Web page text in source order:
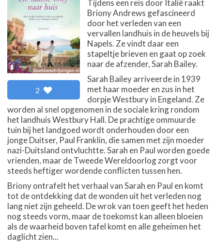
2
Tijdens een reis door Italië raakt
Briony Andrews gefascineerd
door het verleden van een
vervallen landhuis in de heuvels bij
Napels. Ze vindt daar een
stapeltje brieven en gaat op zoek
naar de afzender, Sarah Bailey.
Sarah Bailey arriveerde in 1939
met haar moeder en zus in het
dorpje Westbury in Engeland. Ze
worden al snel opgenomen in de sociale kring rondom
het landhuis Westbury Hall. De prachtige ommuurde
tuin bij het landgoed wordt onderhouden door een
jonge Duitser, Paul Franklin, die samen met zijn moeder
nazi-Duitsland ontvluchtte. Sarah en Paul worden goede
vrienden, maar de Tweede Wereldoorlog zorgt voor
steeds heftiger wordende conflicten tussen hen.
Briony ontrafelt het verhaal van Sarah en Paul en komt
tot de ontdekking dat de wonden uit het verleden nog
lang niet zijn geheeld. De wrok van toen geeft het heden
nog steeds vorm, maar de toekomst kan alleen bloeien
als de waarheid boven tafel komt en alle geheimen het
daglicht zien...